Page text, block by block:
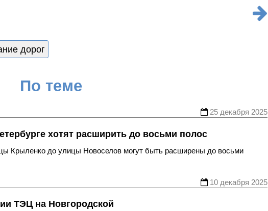
дорог
По теме
25 декабря 2025
хотят расширить до восьми полос
Крыленко до улицы Новоселов могут быть расширены до восьми
10 декабря 2025
ТЭЦ на Новгородской